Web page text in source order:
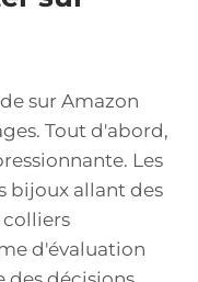
sur Amazon
Tout d'abord,
Les
bijoux allant des
colliers
d'évaluation